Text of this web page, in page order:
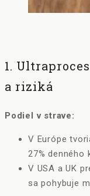
1.
a riziká
Podiel v strave:
V Európe
27% denného
V USA a UK
sa pohybuje